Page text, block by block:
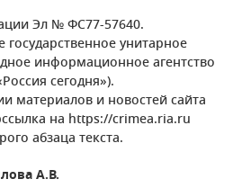
Эл № ФС77-57640.
унитарное
информационное агентство
сегодня»).
материалов и новостей сайта
на https://crimea.ria.ru
абзаца текста.
А.В.